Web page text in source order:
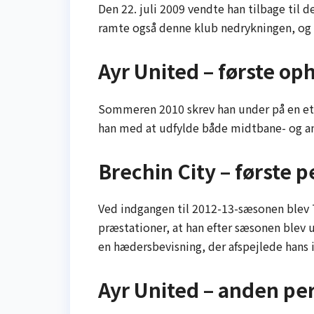
Den 22. juli 2009 vendte han tilbage til
ramte også denne klub nedrykningen,
Ayr United – første
Sommeren 2010 skrev han under på en
han med at udfylde både midtbane- og
Brechin City – første
Ved indgangen til 2012-13-sæsonen
præstationer, at han efter sæsonen
en hædersbevisning, der afspejlede
Ayr United – anden